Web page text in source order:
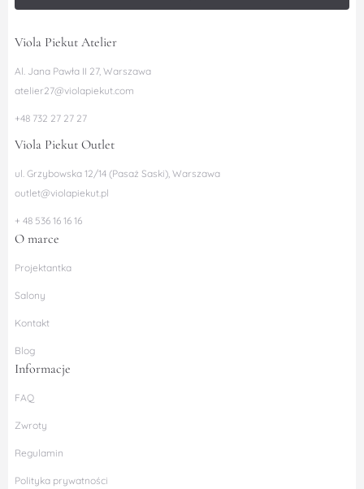
Viola Piekut Atelier
Al. Jana Pawła II 27, Warszawa
atelier27@violapiekut.com
+48 732 27 27 27
Viola Piekut Outlet
ul. Grzybowska 12/14 (Pasaż Saski), Warszawa
outlet@violapiekut.pl
+ 48 536 16 16 16
O marce
Projektantka
Salony
Kontakt
Blog
Informacje
FAQ
Zwroty
Regulamin
Polityka prywatności